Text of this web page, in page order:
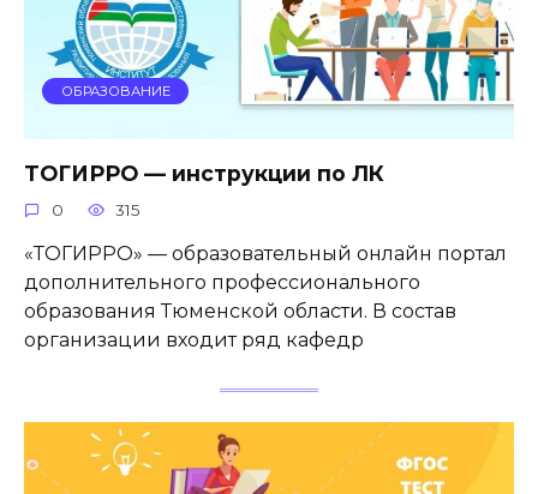
ОБРАЗОВАНИЕ
ТОГИРРО — инструкции по ЛК
0 315
«ТОГИРРО» — образовательный онлайн портал
дополнительного профессионального
образования Тюменской области. В состав
организации входит ряд кафедр